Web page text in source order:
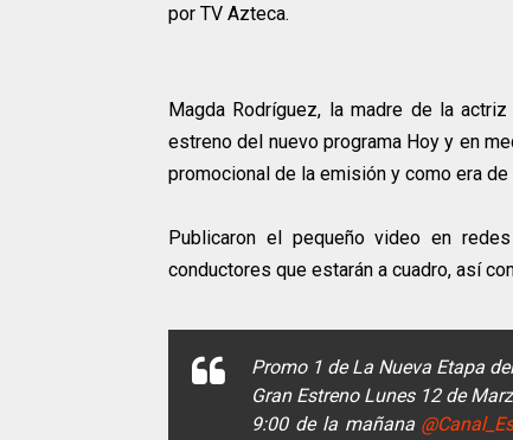
por TV Azteca.
Magda Rodríguez, la madre de la
estreno del nuevo programa Hoy y en
promocional de la emisión y como era
Publicaron el pequeño video en
conductores que estarán a cuadro, así
Promo 1 de La Nueva Etapa
Gran Estreno Lunes 12 de
9:00 de la mañana